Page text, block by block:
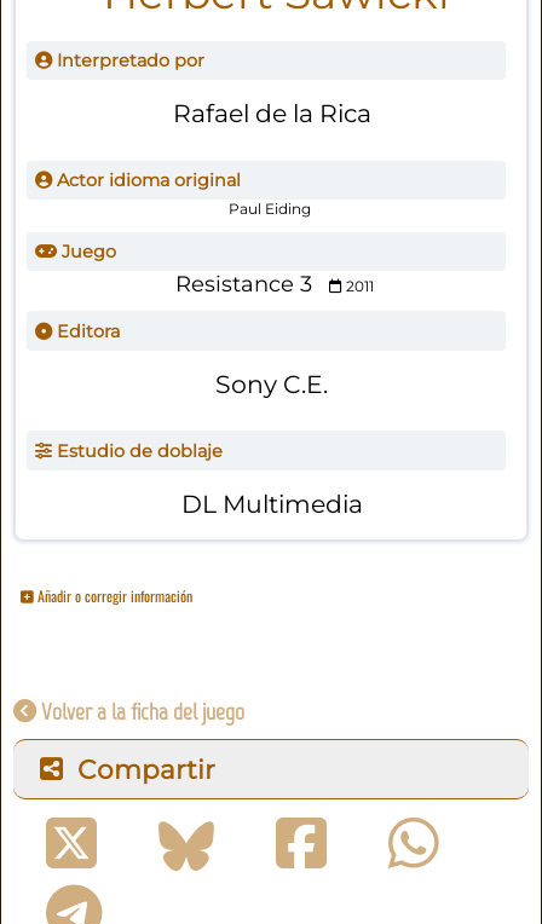
Interpretado por
Rafael de la Rica
Actor idioma original
Paul Eiding
Juego
Resistance 3 2011
Editora
Sony C.E.
Estudio de doblaje
DL Multimedia
Añadir o corregir información
Volver a la ficha del juego
Compartir